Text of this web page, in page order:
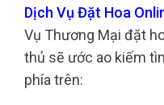
Dịch Vụ Đặt Hoa
Vụ Thương Mại đặt
thủ sẽ ước ao kiếm
phía trên: